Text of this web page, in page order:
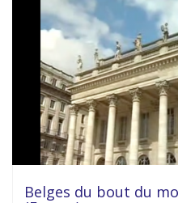
Belges du bout du